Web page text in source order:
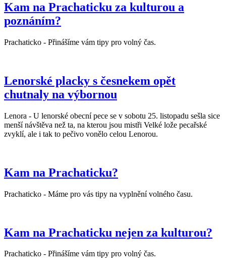
Kam na Prachaticku za kulturou a
poznáním?
Prachaticko - Přinášíme vám tipy pro volný čas.
Lenorské placky s česnekem opět
chutnaly na výbornou
Lenora - U lenorské obecní pece se v sobotu 25. listopadu sešla sice
menší návštěva než ta, na kterou jsou mistři Velké lože pecařské
zvyklí, ale i tak to pečivo vonělo celou Lenorou.
Kam na Prachaticku?
Prachaticko - Máme pro vás tipy na vyplnění volného času.
Kam na Prachaticku nejen za kulturou?
Prachaticko - Přinášíme vám tipy pro volný čas.